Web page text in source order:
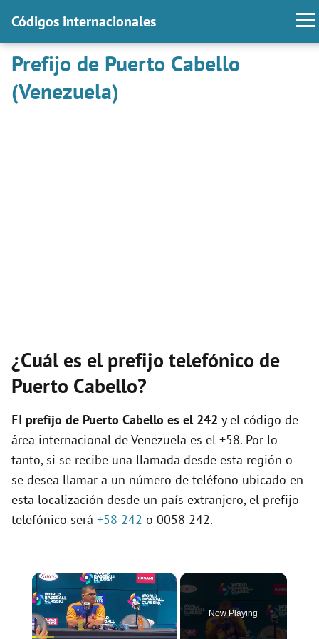
Códigos internacionales
Prefijo de Puerto Cabello
(Venezuela)
¿Cuál es el prefijo telefónico de
Puerto Cabello?
El prefijo de Puerto Cabello es el 242 y el código de
área internacional de Venezuela es el +58. Por lo
tanto, si se recibe una llamada desde esta región o
se desea llamar a un número de teléfono ubicado en
esta localización desde un país extranjero, el prefijo
telefónico será +58 242 o 0058 242.
×
Now Playing